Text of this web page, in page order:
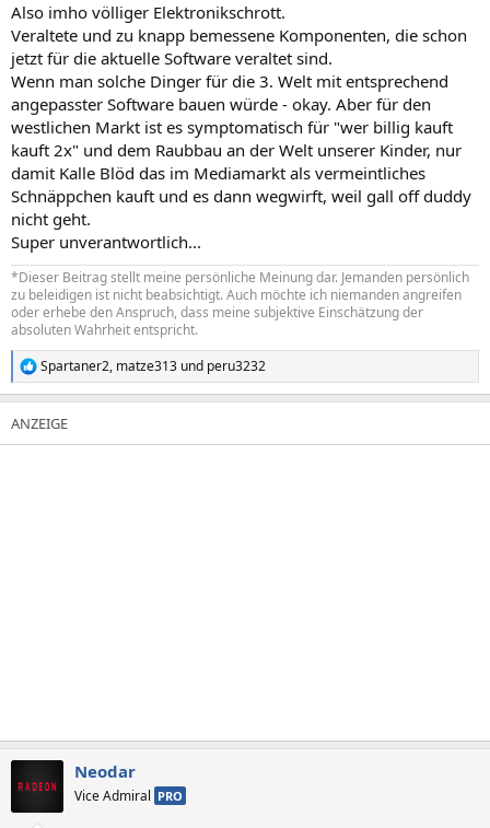
:
Also imho völliger Elektronikschrott.
Veraltete und zu knapp bemessene Komponenten, die schon
jetzt für die aktuelle Software veraltet sind.
Wenn man solche Dinger für die 3. Welt mit entsprechend
angepasster Software bauen würde - okay. Aber für den
westlichen Markt ist es symptomatisch für "wer billig kauft
kauft 2x" und dem Raubbau an der Welt unserer Kinder, nur
damit Kalle Blöd das im Mediamarkt als vermeintliches
Schnäppchen kauft und es dann wegwirft, weil gall off duddy
nicht geht.
Super unverantwortlich...
*Dieser Beitrag stellt meine persönliche Meinung dar. Jemanden persönlich
zu beleidigen ist nicht beabsichtigt. Auch möchte ich niemanden angreifen
oder erhebe den Anspruch, dass meine subjektive Einschätzung der
absoluten Wahrheit entspricht.
R
e
a
k
t
Spartaner2, matze313 und peru3232
Neodar
Vice Admiral PRO